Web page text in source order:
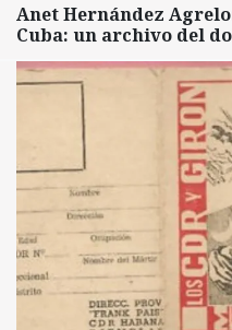
Anet Hernández
Cuba: un archivo del